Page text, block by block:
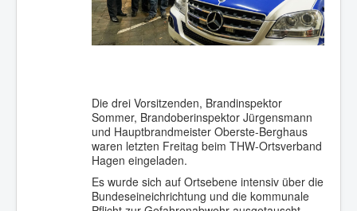
Die drei Vorsitzenden, Brandinspektor
Sommer, Brandoberinspektor Jürgensmann
und Hauptbrandmeister Oberste-Berghaus
waren letzten Freitag beim THW-Ortsverband
Hagen eingeladen.
Es wurde sich auf Ortsebene intensiv über die
Bundeseineichrichtung und die kommunale